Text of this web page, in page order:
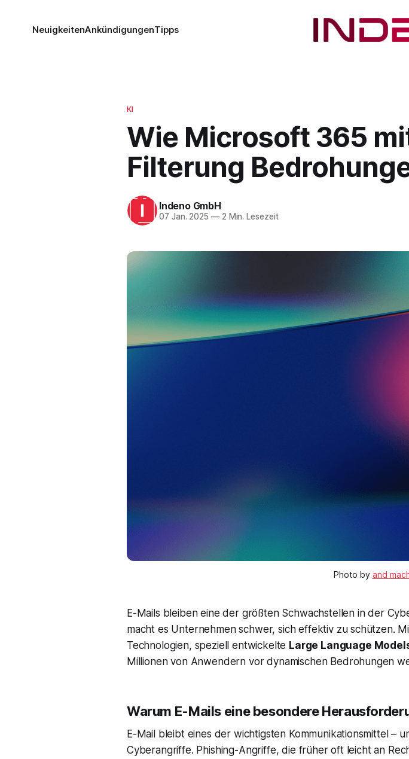
NeuigkeitenAnkündigungenTipps
KI
Wie Microsoft 365
Filterung
Indeno GmbH
07 Jan. 2025 —2 Min. Lesezeit
Photo by and
E-Mails bleiben eine der größten Schwachstellen in der
macht es Unternehmen schwer, sich effektiv zu schützen.
Technologien, speziell entwickelte Large Language
Millionen von Anwendern vor dynamischen Bedrohungen
Warum E-Mails eine besondere
E-Mail bleibt eines der wichtigsten Kommunikationsmittel –
Cyberangriffe. Phishing-Angriffe, die früher oft leicht an